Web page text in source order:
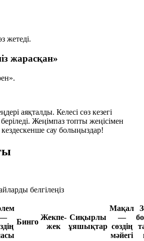
жетеді.
жарасқан»
аяқталды. Келесі сөз кезегі
Жеңімпаз топты жеңісімен
сау болыңыздар!
белгілеңіз
Бинго
Жекпе-
жек
Сиқырлы
ұяшықтар
Мақал
—
сөздің
мәйегі